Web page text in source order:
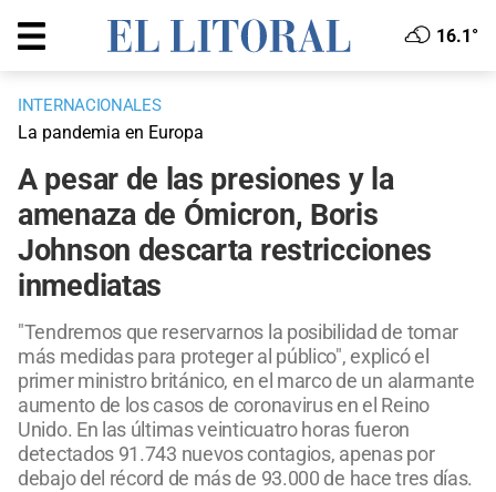
16.1°
INTERNACIONALES
La pandemia en Europa
A pesar de las presiones y la
amenaza de Ómicron, Boris
Johnson descarta restricciones
inmediatas
"Tendremos que reservarnos la posibilidad de tomar
más medidas para proteger al público", explicó el
primer ministro británico, en el marco de un alarmante
aumento de los casos de coronavirus en el Reino
Unido. En las últimas veinticuatro horas fueron
detectados 91.743 nuevos contagios, apenas por
debajo del récord de más de 93.000 de hace tres días.